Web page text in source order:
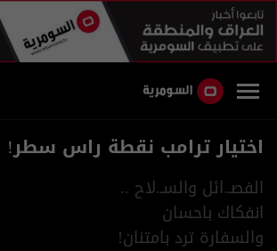
اختيار ترامب نقطة راس سطر!
الفصـ.ائل والسـ.لاح ..
انفكاك باحسان
والسفارة ترد بامتنان!